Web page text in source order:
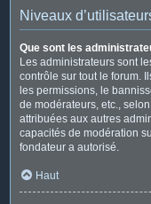
Niveaux
Que sont les
Les administrateurs sont
contrôle sur tout le forum.
les permissions, le
de modérateurs, etc.,
attribuées aux autres
capacités de modération
fondateur a autorisé.
Haut